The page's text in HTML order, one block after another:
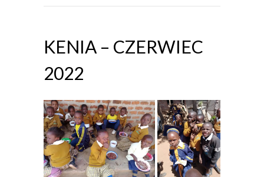
KENIA – CZERWIEC
2022